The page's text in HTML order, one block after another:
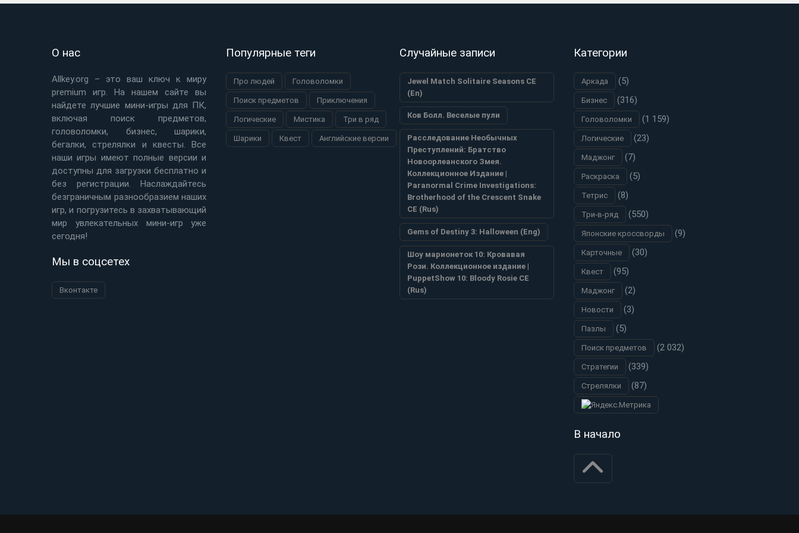
О нас
Allkey.org – это ваш ключ к миру
premium игр. На нашем сайте вы
найдете лучшие мини-игры для ПК,
включая поиск предметов,
головоломки, бизнес, шарики,
бегалки, стрелялки и квесты. Все
наши игры имеют полные версии и
доступны для загрузки бесплатно и
без регистрации. Наслаждайтесь
безграничным разнообразием наших
игр, и погрузитесь в захватывающий
мир увлекательных мини-игр уже
сегодня!
Мы в соцсетех
Вконтакте
Популярные теги
Про людей Головоломки
Поиск предметов Приключения
Логические Мистика Три в ряд
Шарики Квест Английские версии
Случайные записи
Jewel Match Solitaire Seasons CE
(En)
Ков Болл. Веселые пули
Расследование Необычных
Преступлений: Братство
Новоорлеанского Змея.
Коллекционное Издание |
Paranormal Crime Investigations:
Brotherhood of the Crescent Snake
CE (Rus)
Gems of Destiny 3: Halloween (Eng)
Шоу марионеток 10: Кровавая
Рози. Коллекционное издание |
PuppetShow 10: Bloody Rosie CE
(Rus)
Категории
Аркада (5)
Бизнес (316)
Головоломки (1 159)
Логические (23)
Маджонг (7)
Раскраска (5)
Тетрис (8)
Три-в-ряд (550)
Японские кроссворды (9)
Карточные (30)
Квест (95)
Маджонг (2)
Новости (3)
Пазлы (5)
Поиск предметов (2 032)
Стратегии (339)
Стрелялки (87)
В начало